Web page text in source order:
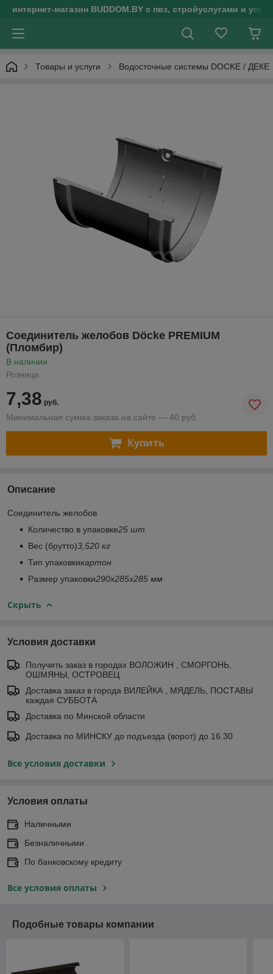
интернет-магазин BUDDOM.BY с пвз, стройуслугами и
Товары и услуги Водосточные системы DOCKE / ДЕКЕ
Соединитель желобов Döcke PREMIUM
(Пломбир)
В наличии
Розница
7,38 руб.
Минимальная сумма заказа на сайте — 40 руб.
Купить
Описание
Соединитель желобов
Количество в упаковке25 шт.
Вес (брутто)3,520 кг
Тип упаковкикартон
Размер упаковки290х285х285 мм
Скрыть
Условия доставки
Получить заказ в городах ВОЛОЖИН , СМОРГОНЬ,
ОШМЯНЫ, ОСТРОВЕЦ
Доставка заказ в города ВИЛЕЙКА , МЯДЕЛЬ, ПОСТАВЫ
каждая СУББОТА
Доставка по Минской области
Доставка по МИНСКУ до подъезда (ворот) до 16.30
Все условия доставки
Условия оплаты
Наличными
Безналичными .
По банковскому кредиту
Все условия оплаты
Подобные товары компании